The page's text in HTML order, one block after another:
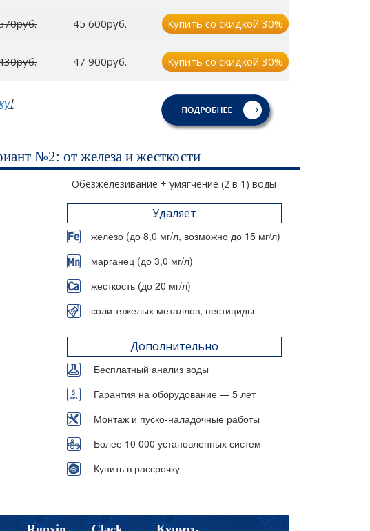
45 600руб. Купить со скидкой 30%
47 900руб. Купить со скидкой 30%
!
№2: от железа и жесткости
Обезжелезивание + умягчение (2 в 1) воды
Удаляет
железо (до 8,0 мг/л, возможно до 15 мг/л)
марганец (до 3,0 мг/л)
жесткость (до 20 мг/л)
соли тяжелых металлов, пестициды
Дополнительно
Бесплатный анализ воды
Гарантия на оборудование — 5 лет
Монтаж и пуско-наладочные работы
Более 10 000 установленных систем
Купить в рассрочку